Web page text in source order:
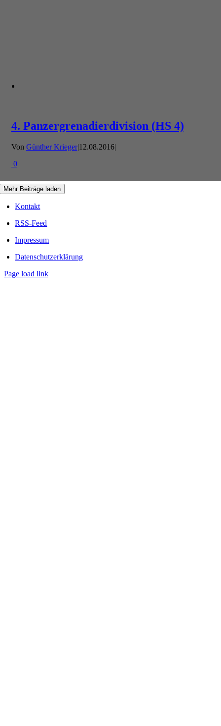
4. Panzergrenadierdivision (HS 4)
Von Günther Krieger|12.08.2016|
0
Mehr Beiträge laden
Kontakt
RSS-Feed
Impressum
Datenschutzerklärung
Page load link